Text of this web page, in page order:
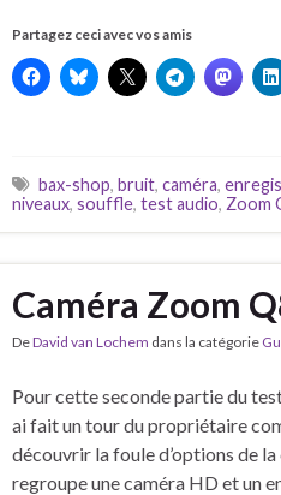
Partagez ceci avec vos amis
bax-shop, bruit, caméra,
niveaux, souffle, test audio, Zoom
Caméra Zoom
DeDavid van Lochem dans la catégorie
Pour cette seconde partie du
ai fait un tour du propriétaire
découvrir la foule d’options de
regroupe une caméra HD et un